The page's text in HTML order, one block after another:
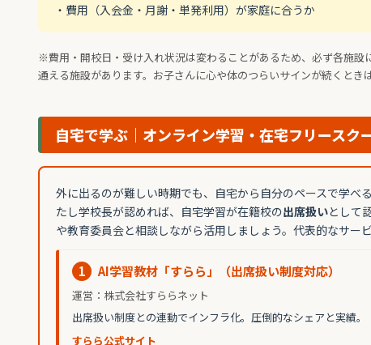
・費用（入会金・月謝・単発利用）が家庭に合うか
※費用・開校日・受け入れ状況は変わることがあるため、必ず各施
通える施設があります。お子さんに心や体のつらいサインが続くとき
自宅で学ぶ｜オンライン学習・在宅フリースク
外に出るのが難しい時期でも、自宅から自分のペースで学べ
たし学校長が認めれば、自宅学習が在籍校の出席扱いとして
や教育委員会と相談しながら活用しましょう。代表的なサー
1 AI学習教材「すらら」（出席扱い制度対応）
運営：株式会社すららネット
出席扱い制度との連動でインフラ化。圧倒的なシェアと実績。
すらら公式サイト